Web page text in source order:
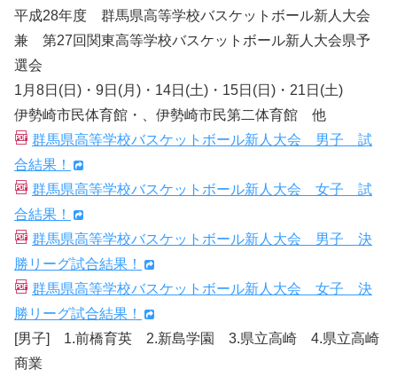
平成28年度 群馬県高等学校バスケットボール新人大会
兼 第27回関東高等学校バスケットボール新人大会県予
選会
1月8日(日)・9日(月)・14日(土)・15日(日)・21日(土)
伊勢崎市民体育館・、伊勢崎市民第二体育館 他
群馬県高等学校バスケットボール新人大会 男子 試
合結果！
群馬県高等学校バスケットボール新人大会 女子 試
合結果！
群馬県高等学校バスケットボール新人大会 男子 決
勝リーグ試合結果！
群馬県高等学校バスケットボール新人大会 女子 決
勝リーグ試合結果！
[男子] 1.前橋育英 2.新島学園 3.県立高崎 4.県立高崎
商業